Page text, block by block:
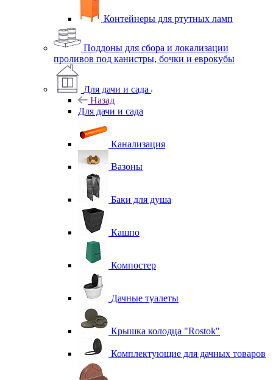
Контейнеры для ртутных ламп
Поддоны для сбора и локализации
проливов под канистры, бочки и еврокубы
Для дачи и сада
Назад
Для дачи и сада
Канализация
Вазоны
Баки для душа
Кашпо
Компостер
Дачные туалеты
Крышка колодца "Rostok"
Комплектующие для дачных товаров